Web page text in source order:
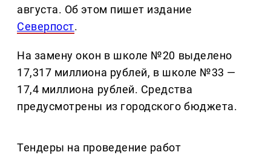
августа. Об этом пишет издание
Северпост.
На замену окон в школе №20 выделено
17,317 миллиона рублей, в школе №33 —
17,4 миллиона рублей. Средства
предусмотрены из городского бюджета.
Тендеры на проведение работ